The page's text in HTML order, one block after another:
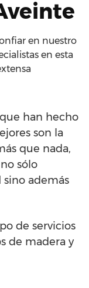
en nuestro
en esta
han hecho
son la
que nada,
sólo
además
de servicios
de madera y